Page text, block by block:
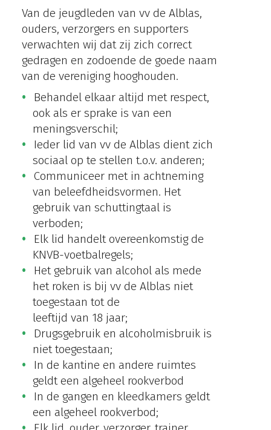
Van de jeugdleden van vv de Alblas,
ouders, verzorgers en supporters
verwachten wij dat zij zich correct
gedragen en zodoende de goede naam
van de vereniging hooghouden.
Behandel elkaar altijd met respect,
ook als er sprake is van een
meningsverschil;
Ieder lid van vv de Alblas dient zich
sociaal op te stellen t.o.v. anderen;
Communiceer met in achtneming
van beleefdheidsvormen. Het
gebruik van schuttingtaal is
verboden;
Elk lid handelt overeenkomstig de
KNVB-voetbalregels;
Het gebruik van alcohol als mede
het roken is bij vv de Alblas niet
toegestaan tot de
leeftijd van 18 jaar;
Drugsgebruik en alcoholmisbruik is
niet toegestaan;
In de kantine en andere ruimtes
geldt een algeheel rookverbod
In de gangen en kleedkamers geldt
een algeheel rookverbod;